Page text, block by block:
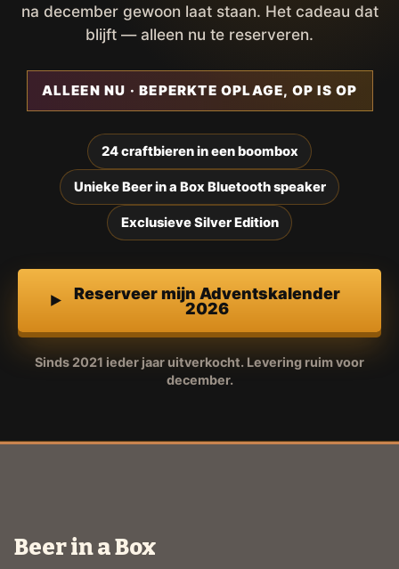
na december gewoon laat staan. Het cadeau dat
blijft — alleen nu te reserveren.
ALLEEN NU · BEPERKTE OPLAGE, OP IS OP
24 craftbieren in een boombox
Unieke Beer in a Box Bluetooth speaker
Exclusieve Silver Edition
Reserveer mijn Adventskalender
2026
Sinds 2021 ieder jaar uitverkocht. Levering ruim voor
december.
Beer in a Box